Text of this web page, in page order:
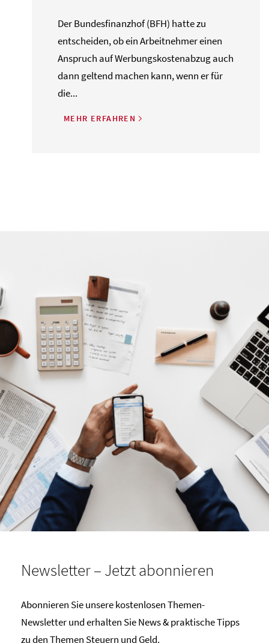
Der Bundesfinanzhof (BFH) hatte zu
entscheiden, ob ein Arbeitnehmer einen
Anspruch auf Werbungskostenabzug auch
dann geltend machen kann, wenn er für
die...
MEHR ERFAHREN
Newsletter – Jetzt abonnieren
Abonnieren Sie unsere kostenlosen Themen-
Newsletter und erhalten Sie News & praktische Tipps
zu den Themen Steuern und Geld.